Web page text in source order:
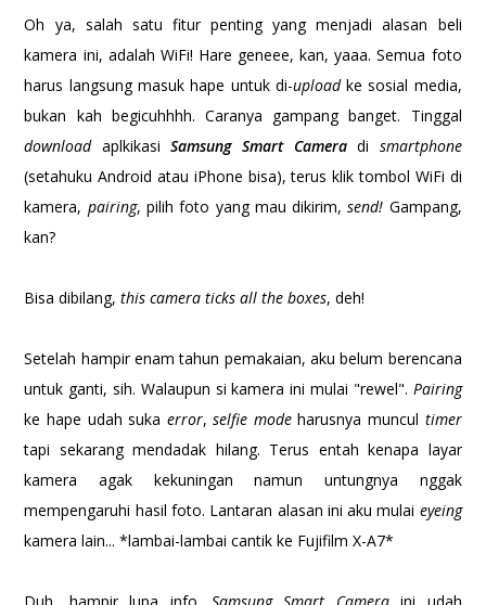
Oh ya, salah satu fitur penting yang menjadi alasan beli
kamera ini, adalah WiFi! Hare geneee, kan, yaaa. Semua foto
harus langsung masuk hape untuk di-uploadke sosial media,
bukan kah begicuhhhh. Caranya gampang banget. Tinggal
downloadaplkikasiSamsung Smart Cameradi smartphone
(setahuku Android atau iPhone bisa), terus klik tombol WiFi di
kamera, pairing, pilih foto yang mau dikirim,send! Gampang,
kan?
Bisa dibilang,this camera ticks all the boxes, deh!
Setelah hampir enam tahun pemakaian, aku belum berencana
untuk ganti, sih. Walaupun si kamera ini mulai "rewel". Pairing
ke hape udah suka error,selfie modeharusnya muncul timer
tapi sekarang mendadak hilang. Terus entah kenapa layar
kamera agak kekuningan namun untungnya nggak
mempengaruhi hasil foto. Lantaran alasan ini aku mulai eyeing
kamera lain... *lambai-lambai cantik ke Fujifilm X-A7*